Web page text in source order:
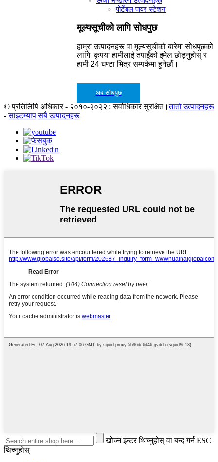
पोर्टेबल पावर स्टेशन
मूल्यसूचीको लागि सोधपुछ
हाम्रा उत्पादनहरू वा मूल्यसूचीको बारेमा सोधपुछको
लागि, कृपया हामीलाई तपाईंको इमेल छोड्नुहोस् र
हामी 24 घण्टा भित्र सम्पर्कमा हुनेछौं।
अब सोधपुछ
© प्रतिलिपि अधिकार - २०१०-२०२२ : सर्वाधिकार सुरक्षित।तातो उत्पादनहरू
-साइटम्याप सबै उत्पादनहरू
खोज्न इन्टर थिच्नुहोस् वा बन्द गर्न ESC
थिच्नुहोस्